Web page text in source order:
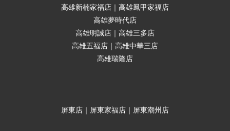
高雄新楠家福店｜高雄鳳甲家福店
高雄夢時代店
高雄明誠店｜高雄三多店
高雄五福店｜高雄中華三店
高雄瑞隆店
屏東店｜屏東家福店｜屏東潮州店